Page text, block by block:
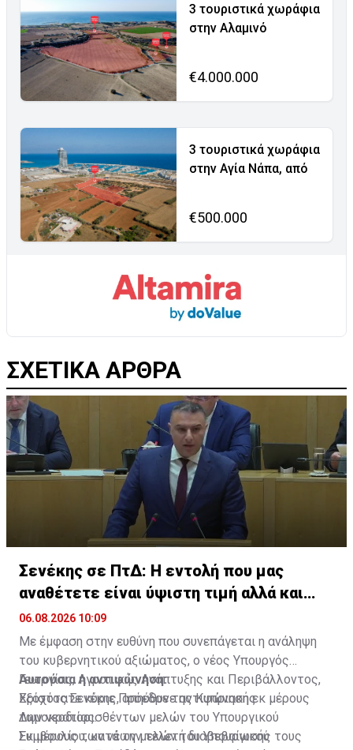
3 τουριστικά χωράφια
στην Αλαμινό
€4.000.000
3 τουριστικά χωράφια
στην Αγία Νάπα, από
€500.000
ΣΧΕΤΙΚΑ ΑΡΘΡΑ
Σενέκης σε ΠτΔ: Η εντολή που μας
αναθέτετε είναι ύψιστη τιμή αλλά και
ευθύνη
06.08.2026 10:09
Με έμφαση στην ευθύνη που συνεπάγεται η ανάληψη
του κυβερνητικού αξιώματος, ο νέος Υπουργός
Γεωργίας, Αγροτικής Ανάπτυξης και Περιβάλλοντος,
Χρίστος Σενέκης, απηύθυνε αντιφώνηση εκ μέρους
των νεοδιορισθέντων μελών του Υπουργικού
Συμβουλίου, κατά την τελετή διαβεβαίωσής τους
Αυτούσια η αντιφώνηση:
Εξοχότατε κύριε Πρόεδρε της Κυπριακής
Δημοκρατίας.
Εκ μέρους των νέων μελών του Υπουργικού